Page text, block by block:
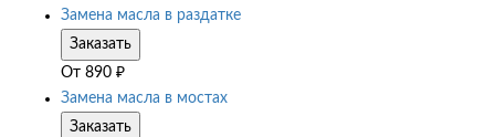
Замена масла в раздатке
Заказать
От 890 ₽
Замена масла в мостах
Заказать